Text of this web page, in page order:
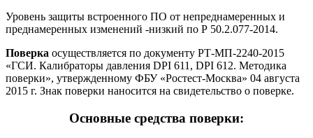
Уровень защиты встроенного ПО от непреднамеренных и
преднамеренных изменений -низкий по Р 50.2.077-2014.
Поверка осуществляется по документу РТ-МП-2240-2015
«ГСИ. Калибраторы давления DPI 611, DPI 612. Методика
поверки», утвержденному ФБУ «Ростест-Москва» 04 августа
2015 г. Знак поверки наносится на свидетельство о поверке.
Основные средства поверки: